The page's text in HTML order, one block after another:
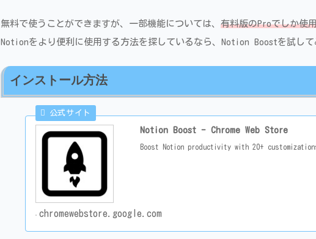
無料で使うことができますが、一部機能については、 有料版のProでしか使
Notionをより便利に使用する方法を探しているなら、Notion Boostを試して
インストール方法
Notion Boost - Chrome Web Store
Boost Notion productivity with 20+
chromewebstore.google.com